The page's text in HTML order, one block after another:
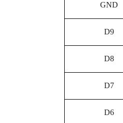
GND
D9
D8
D7
D6